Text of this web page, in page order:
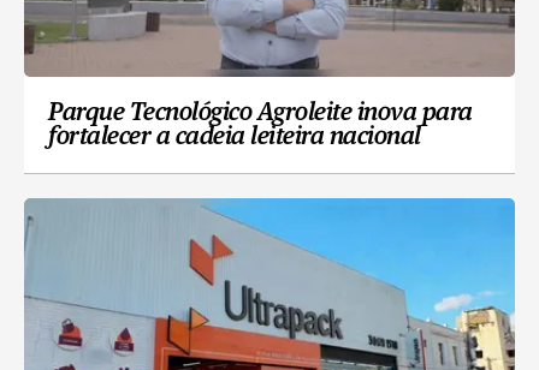
Parque Tecnológico Agroleite inova para
fortalecer a cadeia leiteira nacional